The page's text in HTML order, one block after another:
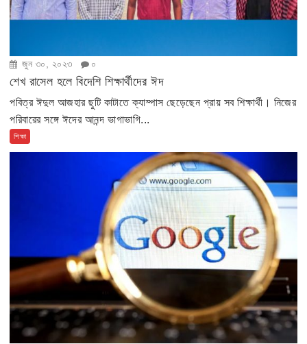
জুন ৩০, ২০২৩ ০
শেখ রাসেল হলে বিদেশি শিক্ষার্থীদের ঈদ
পবিত্র ঈদুল আজহার ছুটি কাটাতে ক্যাম্পাস ছেড়েছেন প্রায় সব শিক্ষার্থী। নিজের
পরিবারের সঙ্গে ঈদের আনন্দ ভাগাভাগি...
শিক্ষা